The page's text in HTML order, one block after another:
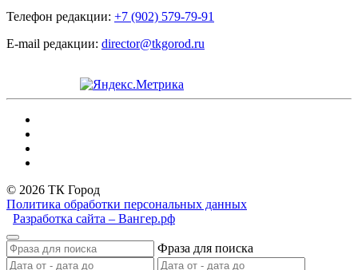
Телефон редакции: +7 (902) 579-79-91
E-mail редакции: director@tkgorod.ru
© 2026 ТК Город
Политика обработки персональных данных
Разработка сайта – Вангер.рф
Фраза для поиска